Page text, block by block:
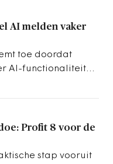
AI melden vaker
toe doordat
AI-functionaliteit
Profit 8 voor de
stap vooruit